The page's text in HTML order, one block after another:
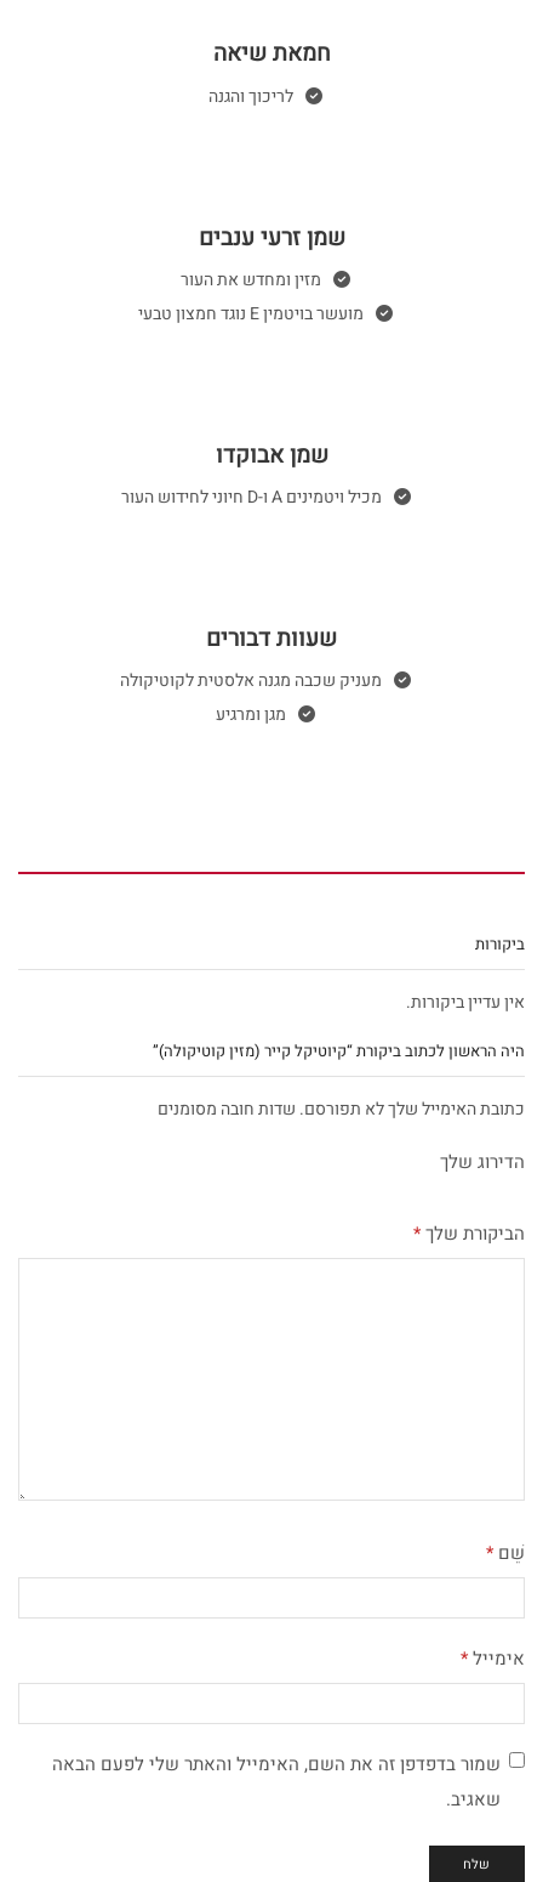
חמאת שיאה
לריכוך והגנה
שמן זרעי ענבים
מזין ומחדש את העור
מועשר בויטמין E נוגד חמצון טבעי
שמן אבוקדו
מכיל ויטמינים A ו-D חיוני לחידוש העור
שעוות דבורים
מעניק שכבה מגנה אלסטית לקוטיקולה
מגן ומרגיע
ביקורות
אין עדיין ביקורות.
היה הראשון לכתוב ביקורת “קיוטיקל קייר (מזין קוטיקולה)”
כתובת האימייל שלך לא תפורסם. שדות חובה מסומנים
הדירוג שלך
הביקורת שלך*
שֵׁם *
אימייל*
שמור בדפדפן זה את השם, האימייל והאתר שלי לפעם הבאה
שאגיב.